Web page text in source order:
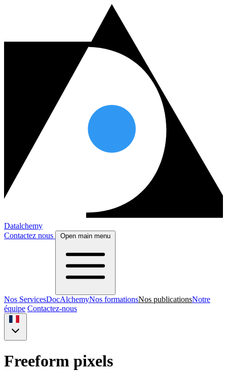
Datalchemy
Contactez nous
Open main menu
Nos ServicesDocAlchemyNos formationsNos publicationsNotre
équipe Contactez-nous
Freeform pixels